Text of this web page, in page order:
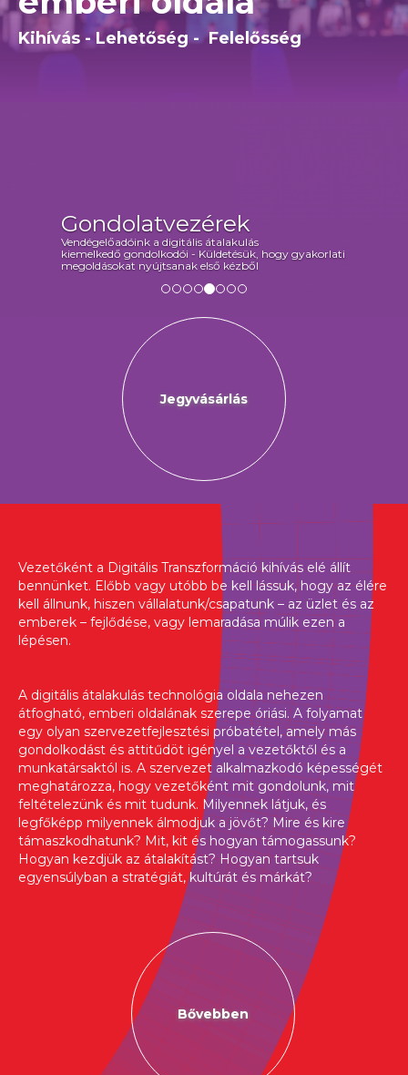
Kihívás - Lehetőség - Felelősség
gyakorlati
Az 1. FLM
Új, virtuális masterclass sorozat -
tanulás és inspiráció vezetőknek - A Flow
Konferenciák sikerére építve
Jegyvásárlás
Vezetőként a Digitális Transzformáció kihívás elé állít
bennünket. Előbb vagy utóbb be kell lássuk, hogy az élére
kell állnunk, hiszen vállalatunk/csapatunk – az üzlet és az
emberek – fejlődése, vagy lemaradása múlik ezen a
lépésen.
A digitális átalakulás technológia oldala nehezen
átfogható, emberi oldalának szerepe óriási. A folyamat
egy olyan szervezetfejlesztési próbatétel, amely más
gondolkodást és attitűdöt igényel a vezetőktől és a
munkatársaktól is. A szervezet alkalmazkodó képességét
meghatározza, hogy vezetőként mit gondolunk, mit
feltételezünk és mit tudunk. Milyennek látjuk, és
legfőképp milyennek álmodjuk a jövőt? Mire és kire
támaszkodhatunk? Mit, kit és hogyan támogassunk?
Hogyan kezdjük az átalakítást? Hogyan tartsuk
egyensúlyban a stratégiát, kultúrát és márkát?
Bővebben